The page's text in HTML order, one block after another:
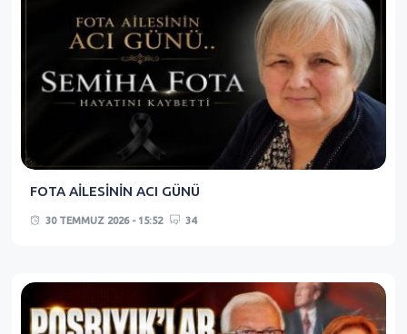
FOTA AİLESİNİN ACI GÜNÜ
30 TEMMUZ 2026 - 15:52 34